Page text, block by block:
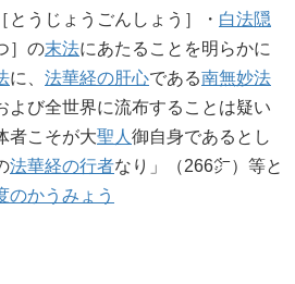
うじょうごんしょう］・ 白法隠
］の末法にあたることを明らかに
に、 法華経の肝心である南無妙法
よび全世界に流布することは疑い
者こそが大聖人 御自身であるとし
法華経の行者なり」（266㌻）等と
のかうみょう